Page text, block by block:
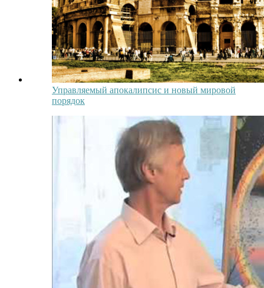
Управляемый апокалипсис и новый мировой
порядок